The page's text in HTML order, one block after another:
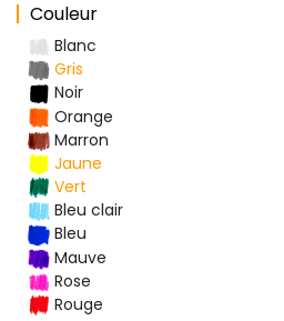
Couleur
Blanc
Gris
Noir
Orange
Marron
Jaune
Vert
Bleu clair
Bleu
Mauve
Rose
Rouge